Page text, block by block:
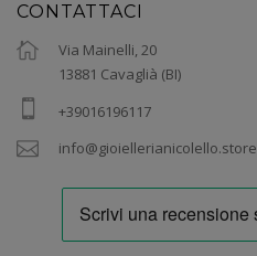
CONTATTACI
Via Mainelli, 20
13881 Cavaglià (BI)
+39016196117
info@gioiellerianicolello.store